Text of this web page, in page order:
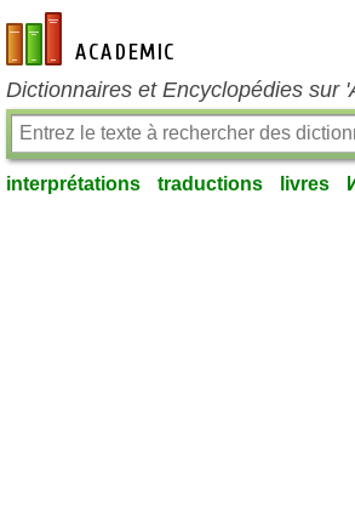
fr-academic.com
Dictionnaires et Encyclopédies sur
interprétations traductions livres